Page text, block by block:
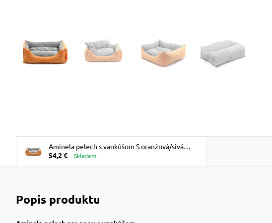
Aminela pelech s vankúšom S ​​oranžová/sivá
60x50cm
54,2 € Skladem
Popis produktu